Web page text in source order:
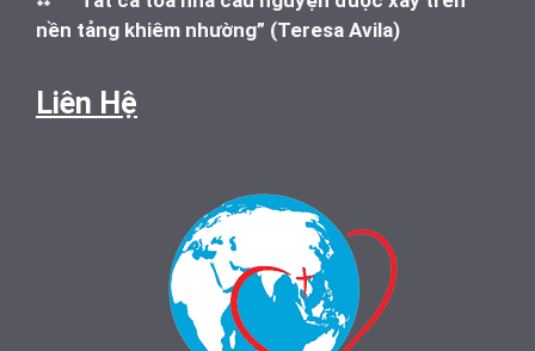
nền tảng khiêm nhường” (Teresa Avila)
Liên Hệ